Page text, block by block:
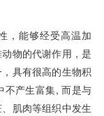
，能够经受高温加
物的代谢作用，是
具有很高的生物积
不产生富集, 而是与
肌肉等组织中发生